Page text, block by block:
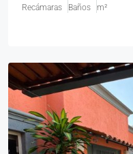
Recámaras Baños m²